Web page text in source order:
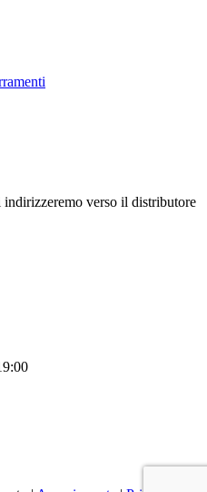
verso il distributore